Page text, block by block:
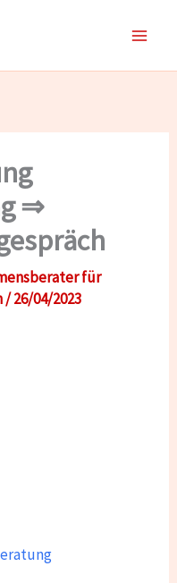
⇒
für
/26/04/2023